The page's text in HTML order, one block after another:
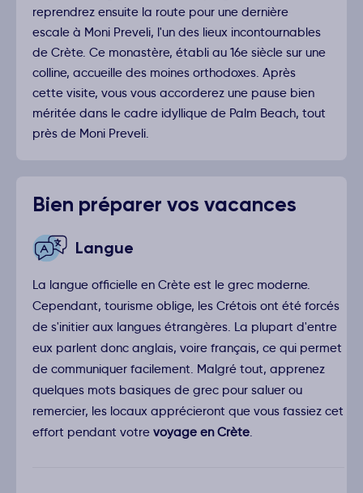
reprendrez ensuite la route pour une dernière
escale à Moni Preveli, l'un des lieux incontournables
de Crète. Ce monastère, établi au 16e siècle sur une
colline, accueille des moines orthodoxes. Après
cette visite, vous vous accorderez une pause bien
méritée dans le cadre idyllique de Palm Beach, tout
près de Moni Preveli.
Bien préparer vos vacances
Langue
La langue officielle en Crète est le grec moderne.
Cependant, tourisme oblige, les Crétois ont été forcés
de s'initier aux langues étrangères. La plupart d'entre
eux parlent donc anglais, voire français, ce qui permet
de communiquer facilement. Malgré tout, apprenez
quelques mots basiques de grec pour saluer ou
remercier, les locaux apprécieront que vous fassiez cet
effort pendant votre voyage en Crète.